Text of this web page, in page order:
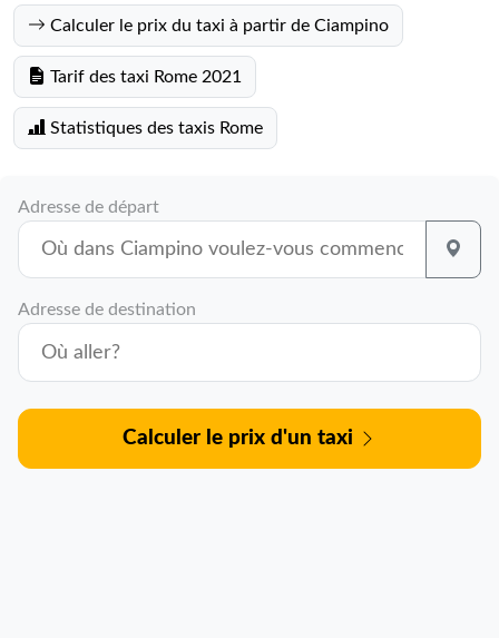
Calculer le prix du taxi à partir de Ciampino
Tarif des taxi Rome 2021
Statistiques des taxis Rome
Adresse de départ
Adresse de destination
Calculer le prix d'un taxi